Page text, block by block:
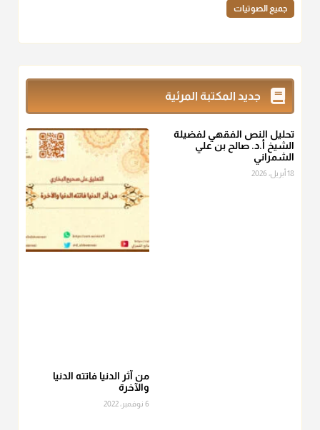
أ.د. صالح الشمراني
المعتدلين غير مقبوضتين ولا مبسوطتين أربع مرات من الرز أو البر
أو التمر أو اللحم
منذ 3 شهر
، فإلم يعلم إلا بعد ذلك لم تجزه لقولهﷺ:
الصاع..فمن شق عليه إخراج الطعام هذه الأيام وأراد إخراج القيمة
جميع الصوتيات
جديد المكتبة المرئية
تحليل النص الفقهي لفضيلة
الشيخ أ.د. صالح بن علي
الشمراني
18 أبريل، 2026
من آثر الدنيا فاتته الدنيا
والآخرة
6 نوفمبر، 2022